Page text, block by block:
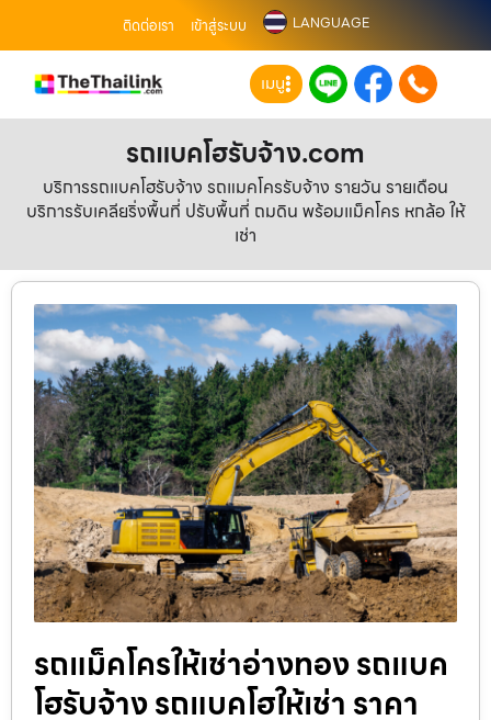
ติดต่อเรา เข้าสู่ระบบ LANGUAGE
เมนู
รถแบคโฮรับจ้าง.com
บริการรถแบคโฮรับจ้าง รถแมคโครรับจ้าง รายวัน รายเดือน
บริการรับเคลียริ่งพื้นที่ ปรับพื้นที่ ถมดิน พร้อมแม็คโคร หกล้อ ให้
เช่า
รถแม็คโครให้เช่าอ่างทอง รถแบค
โฮรับจ้าง รถแบคโฮให้เช่า ราคา